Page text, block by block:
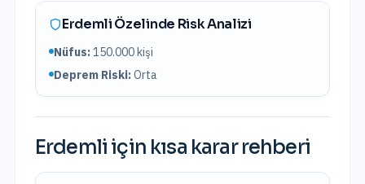
ErdemliÖzelinde Risk Analizi
Nüfus:150.000kişi
Deprem Riski:Orta
Erdemli için kısa karar rehberi